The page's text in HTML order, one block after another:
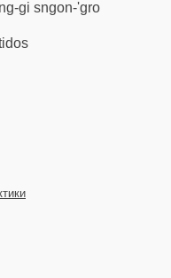
gi sngon-'gro